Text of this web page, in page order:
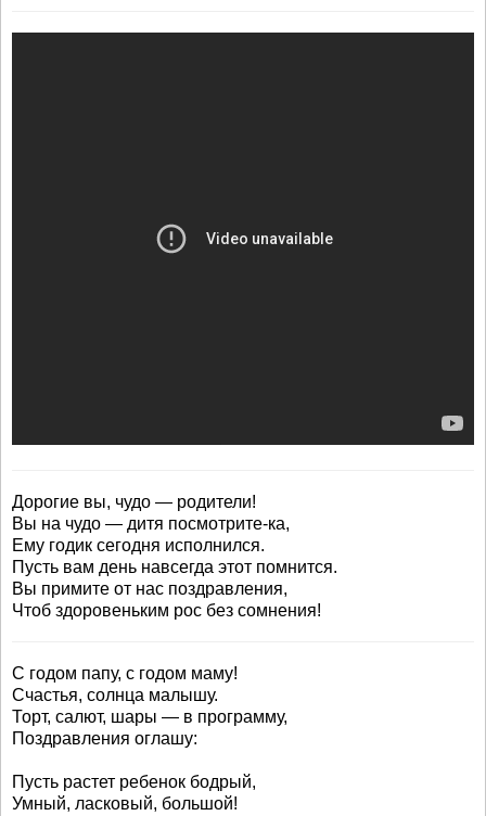
Дорогие вы, чудо — родители!
Вы на чудо — дитя посмотрите-ка,
Ему годик сегодня исполнился.
Пусть вам день навсегда этот помнится.
Вы примите от нас поздравления,
Чтоб здоровеньким рос без сомнения!
С годом папу, с годом маму!
Счастья, солнца малышу.
Торт, салют, шары — в программу,
Поздравления оглашу:
Пусть растет ребенок бодрый,
Умный, ласковый, большой!